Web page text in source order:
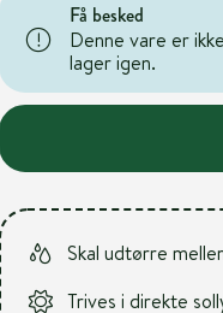
Få besked
Denne vare er
lager igen.
Skal udtørre
Trives i direkte